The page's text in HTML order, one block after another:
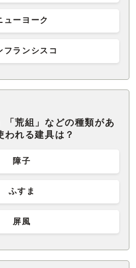
ューヨーク
フランシスコ
「荒組」などの種類があ
われる建具は？
障子
ふすま
屏風